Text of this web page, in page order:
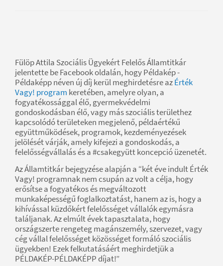
Fülöp Attila Szociális Ügyekért Felelős Államtitkár
jelentette be Facebook oldalán, hogy Példakép -
Példaképp néven új díj kerül meghirdetésre azÉrték
Vagy! program keretében, amelyre olyan, a
fogyatékossággal élő, gyermekvédelmi
gondoskodásban élő, vagy más szociális területhez
kapcsolódó területeken megjelenő, példaértékű
együttműködések, programok, kezdeményezések
jelölését várják, amely kifejezi a gondoskodás, a
felelősségvállalás és a #csakegyütt koncepció üzenetét.
Az Államtitkár bejegyzése alapján a “két éve indult Érték
Vagy! programnak nem csupán az volt a célja, hogy
erősítse a fogyatékos és megváltozott
munkaképességű foglalkoztatást, hanem az is, hogy a
kihívással küzdőkért felelősséget vállalók egymásra
találjanak. Az elmúlt évek tapasztalata, hogy
országszerte rengeteg magánszemély, szervezet, vagy
cég vállal felelősséget közösséget formáló szociális
ügyekben! Ezek felkutatásáért meghirdetjük a
PÉLDAKÉP-PÉLDAKÉPP díjat!”